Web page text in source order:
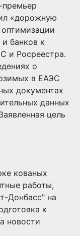
премьер
«дорожную
банков к
и Росреестра.
о
в ЕАЭС
документах
данных
цель
кованых
работы,
Донбасс" на
к
новости